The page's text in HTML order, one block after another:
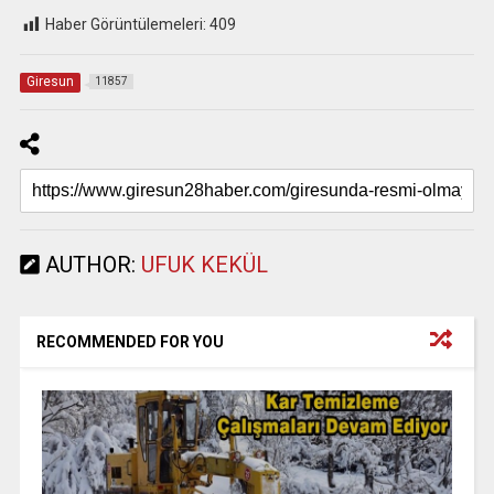
Haber Görüntülemeleri: 409
Giresun 11857
AUTHOR: UFUK KEKÜL
RECOMMENDED FOR YOU